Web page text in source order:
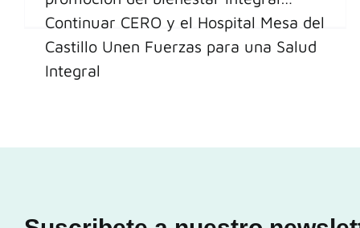
Continuar CERO y el Hospital Mesa del
Castillo Unen Fuerzas para una Salud
Integral